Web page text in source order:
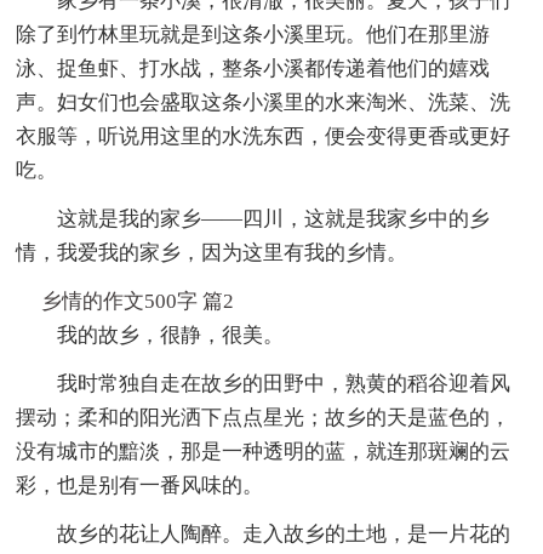
除了到竹林里玩就是到这条小溪里玩。他们在那里游
泳、捉鱼虾、打水战，整条小溪都传递着他们的嬉戏
声。妇女们也会盛取这条小溪里的水来淘米、洗菜、洗
衣服等，听说用这里的水洗东西，便会变得更香或更好
吃。
这就是我的家乡——四川，这就是我家乡中的乡
情，我爱我的家乡，因为这里有我的乡情。
乡情的作文500字 篇2
我的故乡，很静，很美。
我时常独自走在故乡的田野中，熟黄的稻谷迎着风
摆动；柔和的阳光洒下点点星光；故乡的天是蓝色的，
没有城市的黯淡，那是一种透明的蓝，就连那斑斓的云
彩，也是别有一番风味的。
故乡的花让人陶醉。走入故乡的土地，是一片花的